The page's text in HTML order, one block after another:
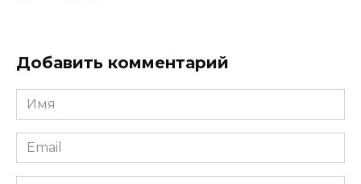
Добавить комментарий
Имя
*
Email
*